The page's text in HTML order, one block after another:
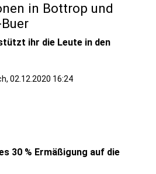
in Bottrop und
ihr die Leute in den
02.12.2020 16:24
30 % Ermäßigung auf die